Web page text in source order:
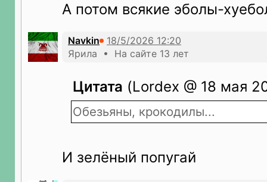
А потом всякие эболы-
Navkin
Ярила • На сайте 13 лет
Цитата (Lordex @ 18 мая
Обезьяны, крокодилы...
И зелёный попугай